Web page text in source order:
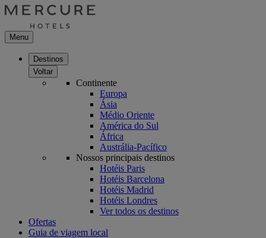
Menu
Destinos
Voltar
Continente
Europa
Ásia
Médio Oriente
América do Sul
África
Austrália-Pacífico
Nossos principais destinos
Hotéis Paris
Hotéis Barcelona
Hotéis Madrid
Hotéis Londres
Ver todos os destinos
Ofertas
Guia de viagem local